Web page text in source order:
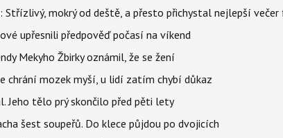
Střízlivý, mokrý od deště, a přesto přichystal nejlepší
upřesnili předpověď počasí na víkend
Mekyho Žbirky oznámil, že se žení
chrání mozek myší, u lidí zatím chybí důkaz
Jeho tělo prý skončilo před pěti lety
šest soupeřů. Do klece půjdou po dvojicích